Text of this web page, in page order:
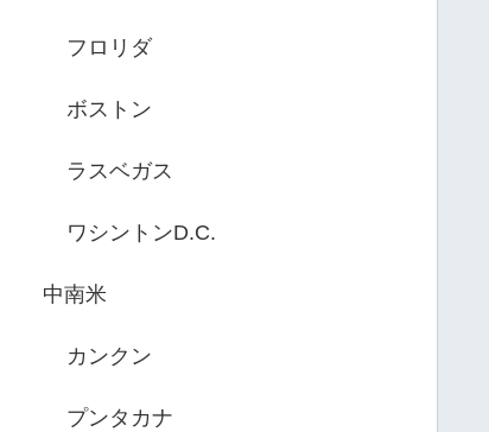
フロリダ
ボストン
ラスベガス
ワシントンD.C.
中南米
カンクン
プンタカナ